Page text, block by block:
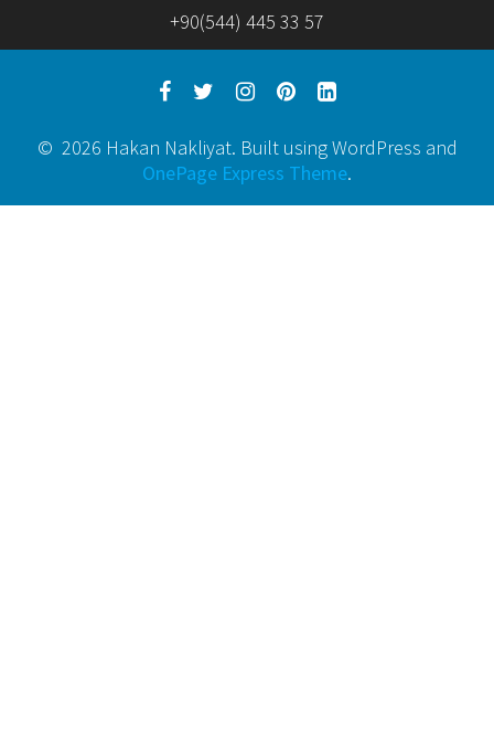
+90(544) 445 33 57
© 2026 Hakan Nakliyat. Built using WordPress and
OnePage Express Theme.